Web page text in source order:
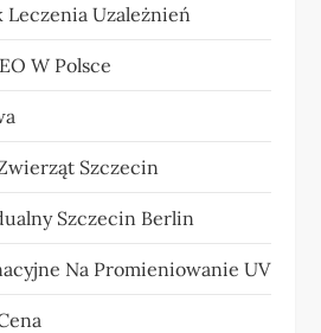
Leczenia Uzależnień
W Polsce
Szczecin
Szczecin Berlin
Na Promieniowanie UV